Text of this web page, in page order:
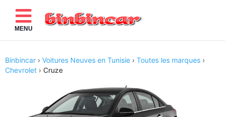
MENU
Binbincar › Voitures Neuves en Tunisie › Toutes les marques ›
Chevrolet › Cruze